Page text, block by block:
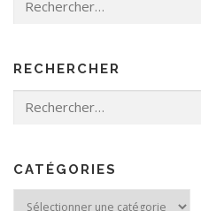
RECHERCHER
CATÉGORIES